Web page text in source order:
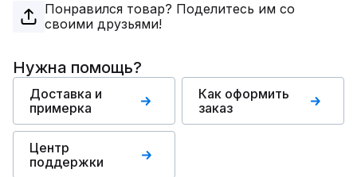
Понравился товар? Поделитесь им со
своими друзьями!
Нужна помощь?
Доставка и
примерка
Как оформить
заказ
Центр
поддержки